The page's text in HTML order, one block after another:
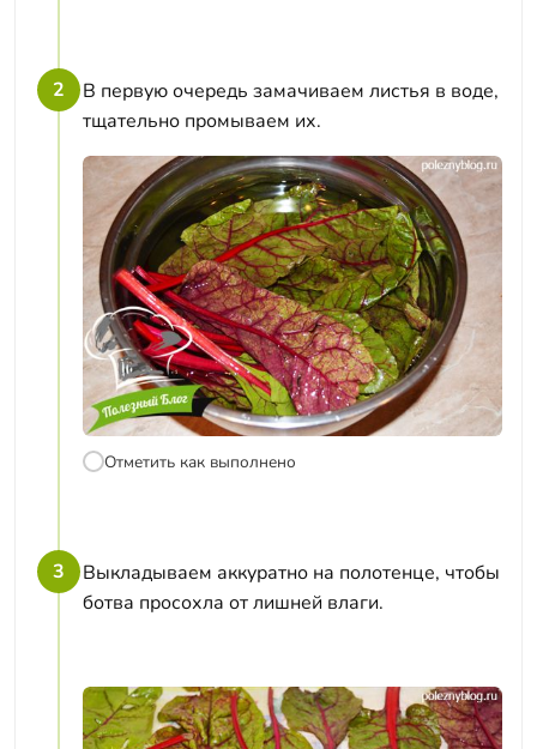
2
В первую очередь замачиваем листья в воде,
тщательно промываем их.
Отметить как выполнено
3
Выкладываем аккуратно на полотенце, чтобы
ботва просохла от лишней влаги.